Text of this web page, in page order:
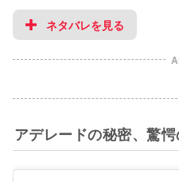
ネタバレを見る
アデレードの秘密、驚